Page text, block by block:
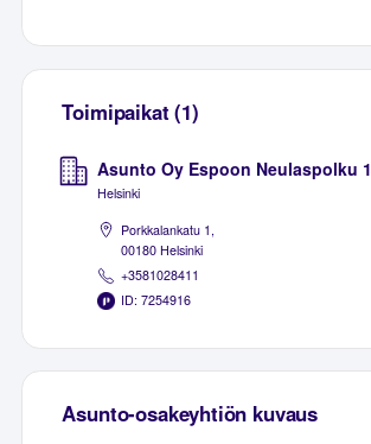
Toimipaikat (1)
Asunto Oy Espoon Neulaspolku 1
Helsinki
Porkkalankatu 1,
00180 Helsinki
+3581028411
ID: 7254916
Asunto-osakeyhtiön kuvaus